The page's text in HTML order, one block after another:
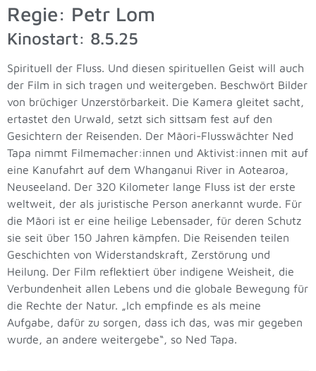
Regie: Petr Lom
Kinostart: 8.5.25
Spirituell der Fluss. Und diesen spirituellen Geist will auch
der Film in sich tragen und weitergeben. Beschwört Bilder
von brüchiger Unzerstörbarkeit. Die Kamera gleitet sacht,
ertastet den Urwald, setzt sich sittsam fest auf den
Gesichtern der Reisenden. Der Māori-Flusswächter Ned
Tapa nimmt Filmemacher:innen und Aktivist:innen mit auf
eine Kanufahrt auf dem Whanganui River in Aotearoa,
Neuseeland. Der 320 Kilometer lange Fluss ist der erste
weltweit, der als juristische Person anerkannt wurde. Für
die Māori ist er eine heilige Lebensader, für deren Schutz
sie seit über 150 Jahren kämpfen. Die Reisenden teilen
Geschichten von Widerstandskraft, Zerstörung und
Heilung. Der Film reflektiert über indigene Weisheit, die
Verbundenheit allen Lebens und die globale Bewegung für
die Rechte der Natur. „Ich empfinde es als meine
Aufgabe, dafür zu sorgen, dass ich das, was mir gegeben
wurde, an andere weitergebe“, so Ned Tapa.